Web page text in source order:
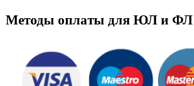
Методы оплаты для ЮЛ и ФЛ